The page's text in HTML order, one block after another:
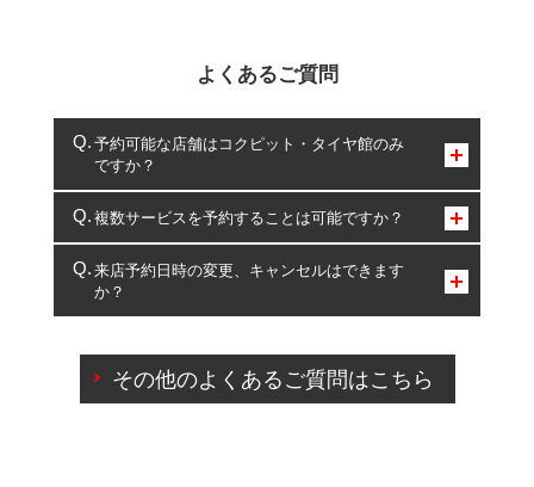
よくあるご質問
予約可能な店舗はコクピット・タイヤ館のみ
ですか？
コクピット・タイヤ館のみとなります。
複数サービスを予約することは可能ですか？
複数サービスのご予約は可能です。
一部の商品・サービスの組み合わせに限り、同時にご予約が
出来ないものもございます。
来店予約日時の変更、キャンセルはできます
か？
ご来店予約日の3営業日前を過ぎている場合のご予約
の日時変更につきましては、直接ご予約の店舗まで
その他のよくあるご質問はこちら